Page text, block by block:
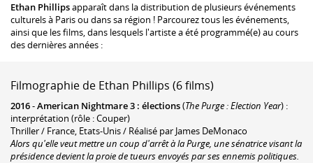
Ethan Phillipsapparaît dans la distribution de plusieurs événements
culturels à Paris ou dans sa région ! Parcourez tous les événements,
ainsi que les films, dans lesquels l'artiste a été programmé(e) au cours
des dernières années :
Filmographie de Ethan Phillips (6 films)
2016-American Nightmare 3 : élections(The Purge : Election Year) :
interprétation (rôle : Couper)
Thriller / France, Etats-Unis / Réalisé par James DeMonaco
Alors qu'elle veut mettre un coup d'arrêt à la Purge, une sénatrice visant la
présidence devient la proie de tueurs envoyés par ses ennemis politiques.